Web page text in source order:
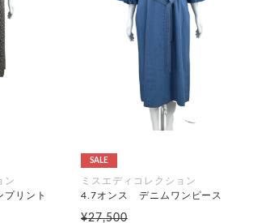
ン
プリント
SALE
ミスエディコレクション
4.7オンス デニムワンピース
¥27,500